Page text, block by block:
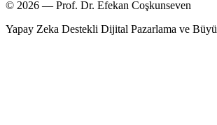
© 2026 — Prof. Dr. Efekan Coşkunseven
Yapay Zeka Destekli Dijital Pazarlama ve